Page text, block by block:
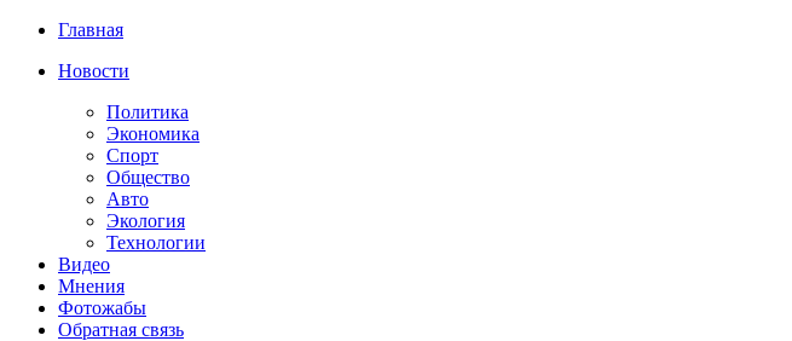
Главная
Новости
Политика
Экономика
Спорт
Общество
Авто
Экология
Технологии
Видео
Мнения
Фотожабы
Обратная связь